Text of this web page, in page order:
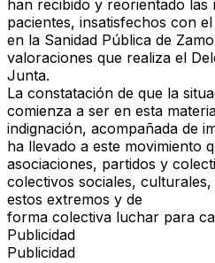
han recibido y reorientado las
pacientes, insatisfechos con
en la Sanidad Pública de
valoraciones que realiza el
Junta.
La constatación de que la
comienza a ser en esta
indignación, acompañada de
ha llevado a este movimiento
asociaciones, partidos y
colectivos sociales,
estos extremos y de
forma colectiva luchar para
Publicidad
Publicidad